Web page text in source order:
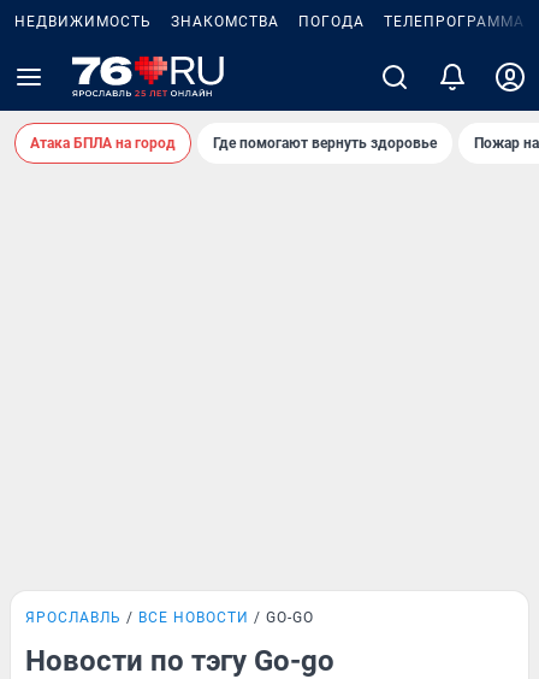
НЕДВИЖИМОСТЬ ЗНАКОМСТВА ПОГОДА ТЕЛЕПРОГРАММА
Атака БПЛА на город Где помогают вернуть здоровье Пожар
ЯРОСЛАВЛЬ ВСЕ НОВОСТИ GO-GO
Новости по тэгу Go-go